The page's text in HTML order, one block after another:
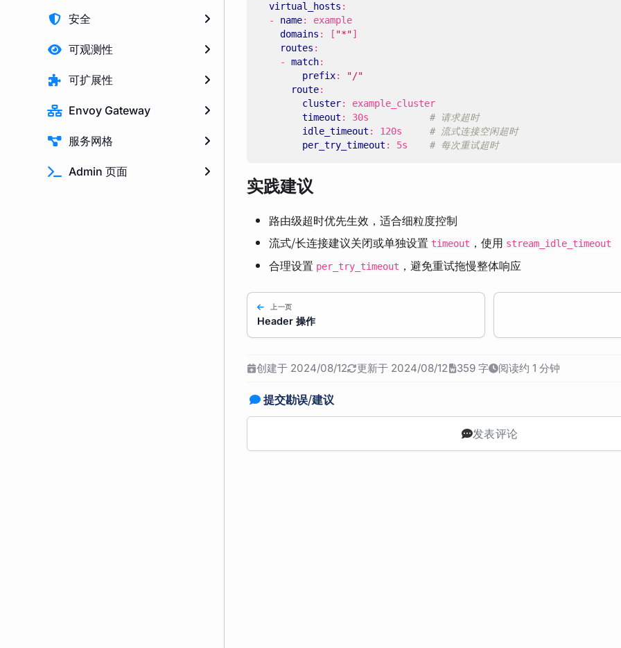
安全
可观测性
可扩展性
Envoy Gateway
服务网格
Admin 页面
virtual_hosts :
- name:
example
domains : [ "*"]
routes :
- match:
prefix:
"/"
route:
cluster:
example_cluster
timeout : 30s
# 请求超时
idle_timeout : 120s
# 流式连接空闲超时
per_try_timeout : 5s # 每次重试超时
实践建议
路由级超时优先生效，适合细粒度控制
流式/长连接建议关闭或单独设置 timeout ，使用 stream_idle_timeout
合理设置 per_try_timeout ，避免重试拖慢整体响应
上一页
Header 操作
创建于 2024/08/12 更新于 2024/08/12 359 字 阅读约 1 分钟
提交勘误/建议
发表评论